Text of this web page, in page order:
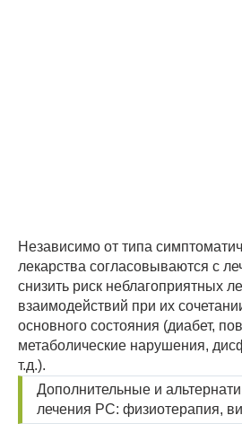
Независимо от типа
лекарства согласовываются с
снизить риск неблагоприятных
взаимодействий при их
основного состояния (диабет,
метаболические нарушения,
т.д.).
Дополнительные и
лечения РС: физиотерапия,